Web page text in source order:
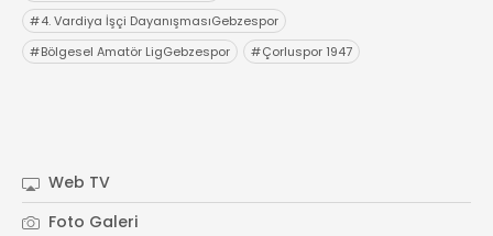
#4. Vardiya İşçi DayanışmasıGebzespor
#Bölgesel Amatör LigGebzespor #Çorluspor 1947
Web TV
Foto Galeri